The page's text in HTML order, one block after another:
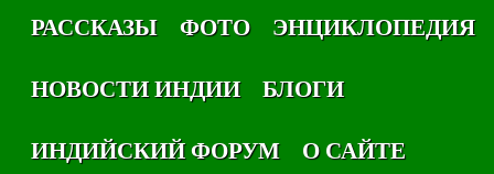
РАССКАЗЫ
ФОТО
ЭНЦИКЛОПЕДИЯ
НОВОСТИ ИНДИИ
БЛОГИ
ИНДИЙСКИЙ ФОРУМ
О САЙТЕ